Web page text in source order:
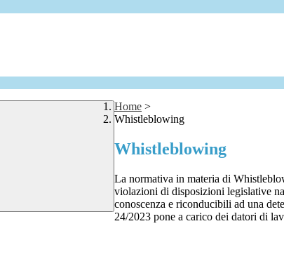
Home >
Whistleblowing
Whistleblowing
La normativa in materia di
violazioni di disposizioni legislative
conoscenza e riconducibili ad una
24/2023 pone a carico dei datori di